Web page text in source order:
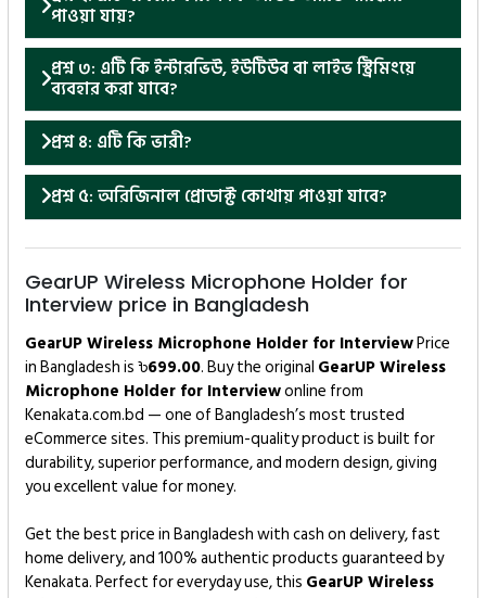
পাওয়া যায়?
প্রশ্ন ৩: এটি কি ইন্টারভিউ, ইউটিউব বা লাইভ স্ট্রিমিংয়ে
ব্যবহার করা যাবে?
প্রশ্ন ৪: এটি কি ভারী?
প্রশ্ন ৫: অরিজিনাল প্রোডাক্ট কোথায় পাওয়া যাবে?
GearUP Wireless Microphone Holder for
Interview price in Bangladesh
GearUP Wireless Microphone Holder for InterviewPrice
in Bangladesh is ৳699.00. Buy the original GearUP Wireless
Microphone Holder for Interviewonline from
Kenakata.com.bd — one of Bangladesh’s most trusted
eCommerce sites. This premium-quality product is built for
durability, superior performance, and modern design, giving
you excellent value for money.
Get the best price in Bangladesh with cash on delivery, fast
home delivery, and 100% authentic products guaranteed by
Kenakata. Perfect for everyday use, this GearUP Wireless